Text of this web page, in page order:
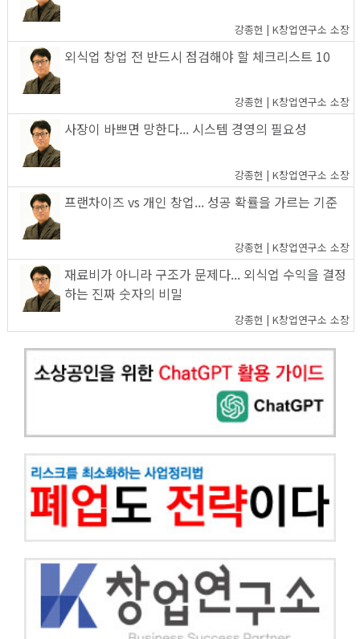
강종헌 | K창업연구소 소장
외식업 창업 전 반드시 점검해야 할 체크리스트 10
강종헌 | K창업연구소 소장
사장이 바쁘면 망한다... 시스템 경영의 필요성
강종헌 | K창업연구소 소장
프랜차이즈 vs 개인 창업... 성공 확률을 가르는 기준
강종헌 | K창업연구소 소장
재료비가 아니라 구조가 문제다... 외식업 수익을 결정
하는 진짜 숫자의 비밀
강종헌 | K창업연구소 소장